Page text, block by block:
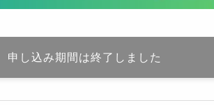
申し込み期間は終了しました